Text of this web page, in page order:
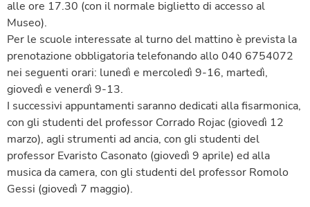
alle ore 17.30 (con il normale biglietto di accesso al
Museo).
Per le scuole interessate al turno del mattino è prevista la
prenotazione obbligatoria telefonando allo 040 6754072
nei seguenti orari: lunedì e mercoledì 9-16, martedì,
giovedì e venerdì 9-13.
I successivi appuntamenti saranno dedicati alla fisarmonica,
con gli studenti del professor Corrado Rojac (giovedì 12
marzo), agli strumenti ad ancia, con gli studenti del
professor Evaristo Casonato (giovedì 9 aprile) ed alla
musica da camera, con gli studenti del professor Romolo
Gessi (giovedì 7 maggio).